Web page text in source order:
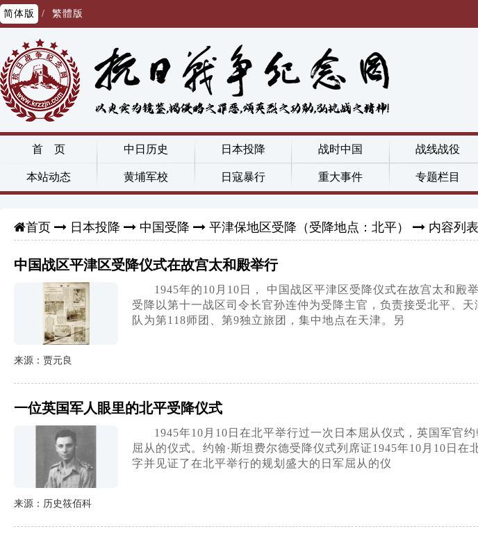
简体版 / 繁體版
首 页 中日历史 日本投降 战时中国 战线战役
本站动态 黄埔军校 日寇暴行 重大事件 专题栏目
首页 日本投降 中国受降 平津保地区受降（受降地点：北平） 内容列表
中国战区平津区受降仪式在故宫太和殿举行
1945年的10月10日， 中国战区平津区受降仪式在故宫太和
受降以第十一战区司令长官孙连仲为受降主官，负责接受北平、
队为第118师团、第9独立旅团，集中地点在天津。另
来源：贾元良
一位英国军人眼里的北平受降仪式
1945年10月10日在北平举行过一次日本屈从仪式，英国军官
屈从的仪式。约翰·斯坦费尔德受降仪式列席证1945年10月10日
字并见证了在北平举行的规划盛大的日军屈从的仪
来源：历史筱佰科